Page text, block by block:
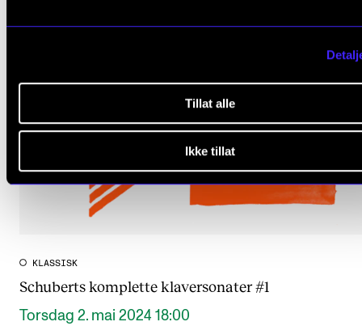
Tillat alle
Ikke tillat
KLASSISK
Schuberts komplette klaversonater #1
Torsdag 2. mai 2024 18:00